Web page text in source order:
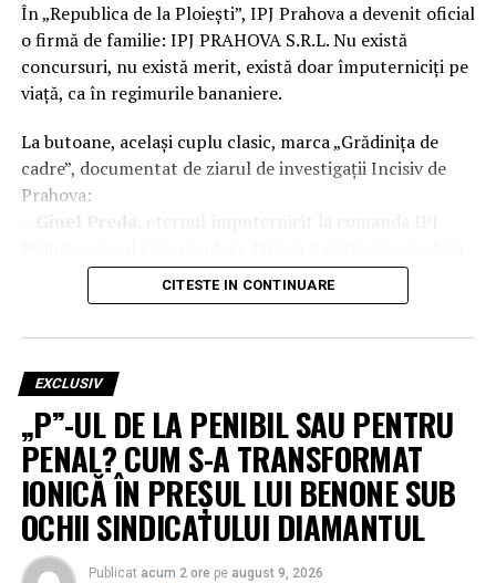
În „Republica de la Ploiești”, IPJ Prahova a devenit oficial
o firmă de familie: IPJ PRAHOVA S.R.L. Nu există
concursuri, nu există merit, există doar împuterniciți pe
viață, ca în regimurile bananiere.
La butoane, același cuplu clasic, marca „Grădinița de
cadre”, documentat de ziarul de investigații Incisiv de
Prahova:
ceva în afară de prelungiri de mandat.
Marcel Bălan, „Împăratul Xanaxului”, declarat
Structura de conducere arată ca un consiliu de
administrație improvizat: împuterniciți peste
împuterniciți, oameni fără concurs care decid destinele
polițiștilor și ale cetățenilor. În timp ce DGIPI a pus
frână concursului pentru șefia IPJ până la jumătatea lui
august 2026, iar DIICOT scutură „caracatița”, în
teritoriu se fură… curent. La propriu.
CITESTE IN CONTINUARE
EXCLUSIV
„P”-UL DE LA PENIBIL SAU PENTRU
PENAL? CUM S-A TRANSFORMAT
IONICĂ ÎN PREȘUL LUI BENONE SUB
OCHII SINDICATULUI DIAMANTUL
Publicat acum 2 ore pe august 9, 2026